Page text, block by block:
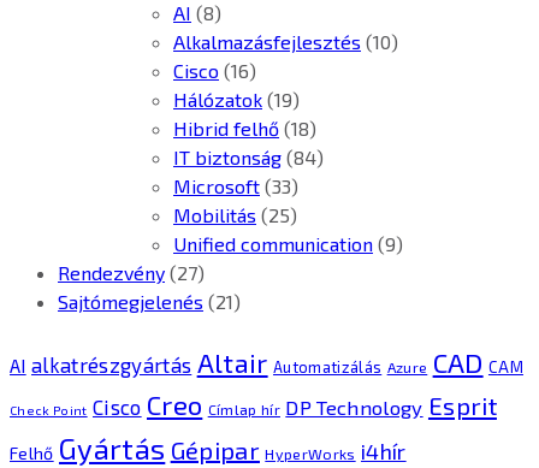
AI (8)
Alkalmazásfejlesztés (10)
Cisco (16)
Hálózatok (19)
Hibrid felhő (18)
IT biztonság (84)
Microsoft (33)
Mobilitás (25)
Unified communication (9)
Rendezvény (27)
Sajtómegjelenés (21)
AI alkatrészgyártás Altair Automatizálás Azure CAD CAM
Check Point Cisco Creo Címlap hír DP Technology Esprit
Felhő Gyártás Gépipar HyperWorks i4hír